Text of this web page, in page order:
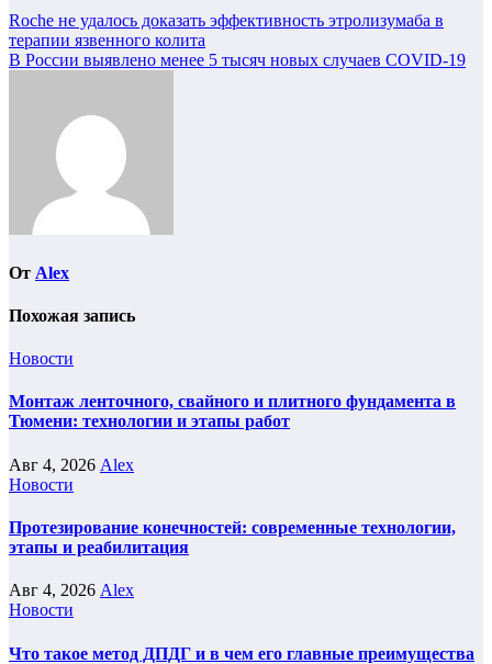
Навигация
по
Roche не удалось доказать эффективность этролизумаба в
терапии язвенного колита
В России выявлено менее 5 тысяч новых случаев COVID-19
От Alex
Похожая запись
Новости
Монтаж ленточного, свайного и плитного фундамента в
Тюмени: технологии и этапы работ
Авг 4, 2026 Alex
Новости
Протезирование конечностей: современные технологии,
этапы и реабилитация
Авг 4, 2026 Alex
Новости
Что такое метод ДПДГ и в чем его главные преимущества